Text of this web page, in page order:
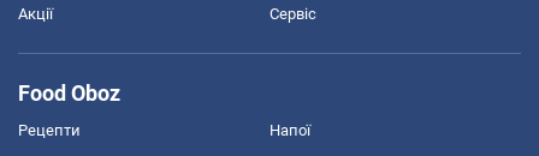
Акції Сервіс
Food Oboz
Рецепти Напої